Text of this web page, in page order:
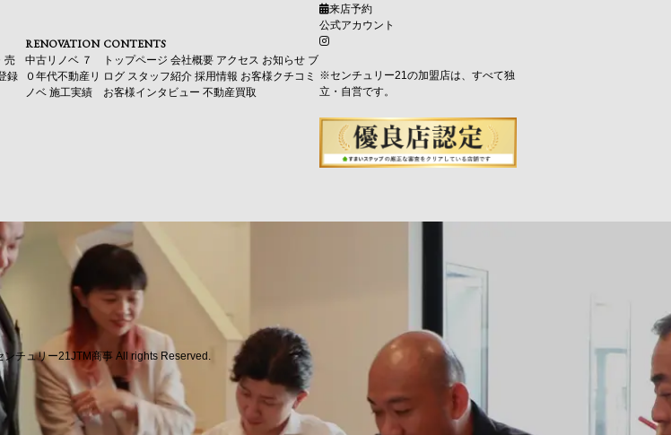
売
録
RENOVATION
中古リノベ ７
０年代不動産リ
ノベ 施工実績
CONTENTS
トップページ 会社概要 アクセス お知らせ ブ
ログ スタッフ紹介 採用情報 お客様クチコミ
お客様インタビュー 不動産買取
来店予約
公式アカウント
※センチュリー21の加盟店は、すべて独
立・自営です。
ンチュリー21JTM商事 All rights Reserved.